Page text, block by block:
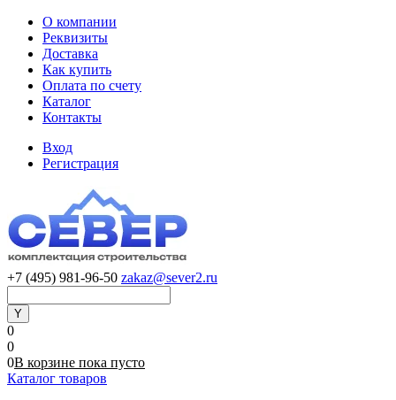
О компании
Реквизиты
Доставка
Как купить
Оплата по счету
Каталог
Контакты
Вход
Регистрация
+7 (495) 981-96-50 zakaz@sever2.ru
0
0
0В корзине пока пусто
Каталог товаров